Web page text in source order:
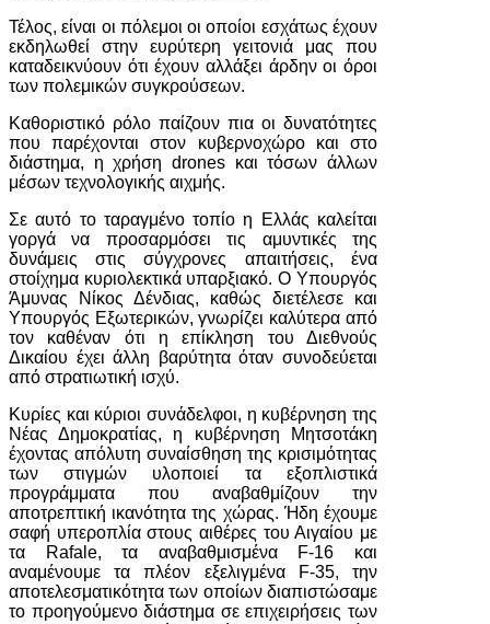
Τέλος, είναι οι πόλεμοι οι οποίοι εσχάτως έχουν
εκδηλωθεί στην ευρύτερη γειτονιά μας που
καταδεικνύουν ότι έχουν αλλάξει άρδην οι όροι
των πολεμικών συγκρούσεων.
Καθοριστικό ρόλο παίζουν πια οι δυνατότητες
που παρέχονται στον κυβερνοχώρο και στο
διάστημα, η χρήση drones και τόσων άλλων
μέσων τεχνολογικής αιχμής.
Σε αυτό το ταραγμένο τοπίο η Ελλάς καλείται
γοργά να προσαρμόσει τις αμυντικές της
δυνάμεις στις σύγχρονες απαιτήσεις, ένα
στοίχημα κυριολεκτικά υπαρξιακό. Ο Υπουργός
Άμυνας Νίκος Δένδιας, καθώς διετέλεσε και
Υπουργός Εξωτερικών, γνωρίζει καλύτερα από
τον καθέναν ότι η επίκληση του Διεθνούς
Δικαίου έχει άλλη βαρύτητα όταν συνοδεύεται
από στρατιωτική ισχύ.
Κυρίες και κύριοι συνάδελφοι, η κυβέρνηση της
Νέας Δημοκρατίας, η κυβέρνηση Μητσοτάκη
έχοντας απόλυτη συναίσθηση της κρισιμότητας
των στιγμών υλοποιεί τα εξοπλιστικά
προγράμματα που αναβαθμίζουν την
αποτρεπτική ικανότητα της χώρας. Ήδη έχουμε
σαφή υπεροπλία στους αιθέρες του Αιγαίου με
τα Rafale, τα αναβαθμισμένα F-16 και
αναμένουμε τα πλέον εξελιγμένα F-35, την
αποτελεσματικότητα των οποίων διαπιστώσαμε
το προηγούμενο διάστημα σε επιχειρήσεις των